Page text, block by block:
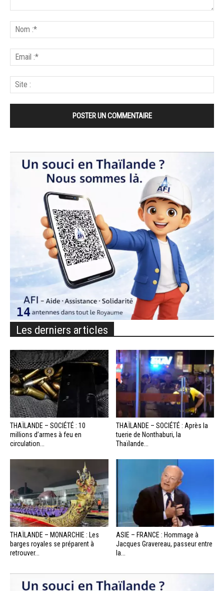
Les derniers articles
THAÏLANDE – SOCIÉTÉ : 10
millions d’armes à feu en
circulation...
THAÏLANDE – SOCIÉTÉ : Après la
tuerie de Nonthaburi, la
Thaïlande...
THAÏLANDE – MONARCHIE : Les
barges royales se préparent à
retrouver...
ASIE – FRANCE : Hommage à
Jacques Gravereau, passeur entre
la...